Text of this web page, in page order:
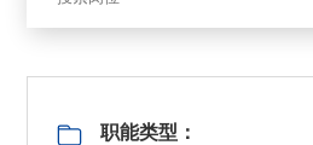
职能类型：